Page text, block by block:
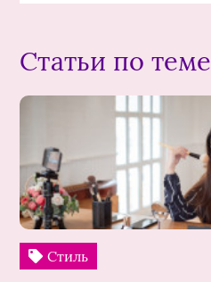
Статьи по теме
Стиль